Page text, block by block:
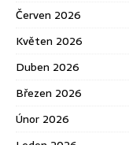
Červen 2026
Květen 2026
Duben 2026
Březen 2026
Únor 2026